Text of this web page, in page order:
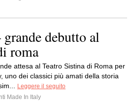
debutto al
roma
attesa al Teatro Sistina di Roma per
uno dei classici più amati della storia
Leggere il seguito
Made In Italy